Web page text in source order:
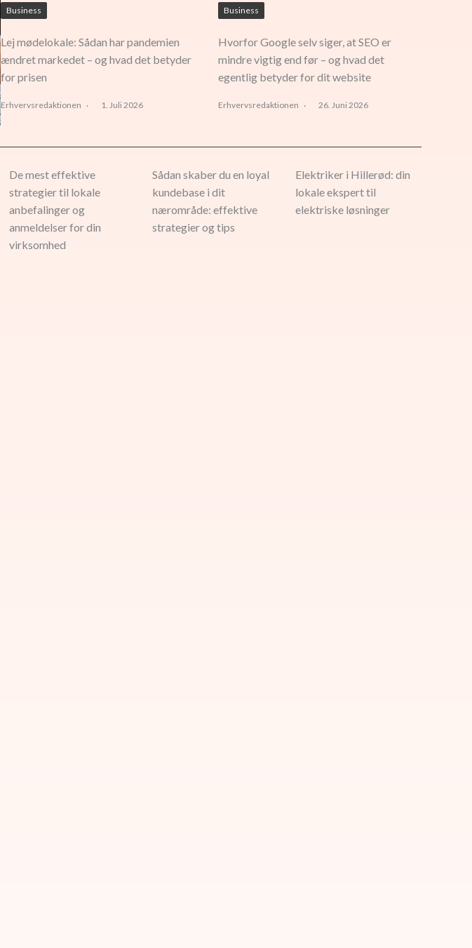
Business
Lej mødelokale: Sådan har pandemien
ændret markedet – og hvad det betyder
for prisen
Erhvervsredaktionen 1. Juli 2026
Business
Hvorfor Google selv siger, at SEO er
mindre vigtig end før – og hvad det
egentlig betyder for dit website
Erhvervsredaktionen 26. Juni 2026
De mest effektive
strategier til lokale
anbefalinger og
anmeldelser for din
virksomhed
Sådan skaber du en loyal
kundebase i dit
nærområde: effektive
strategier og tips
Elektriker i Hillerød: din
lokale ekspert til
elektriske løsninger